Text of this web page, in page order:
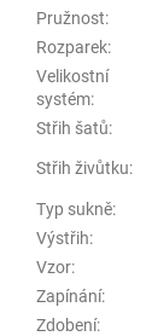
Pružnost:
Rozparek:
Velikostní
systém:
Střih šatů:
Střih živůtku:
Typ sukně:
Výstřih:
Vzor:
Zapínání:
Zdobení: